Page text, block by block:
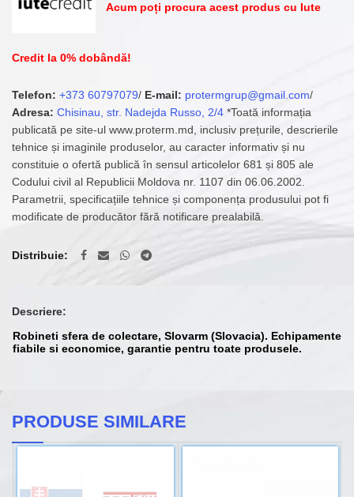
Acum poți procura acest produs cu Iute
Credit la 0% dobândă!
Telefon: +373 60797079/ E-mail: protermgrup@gmail.com/
Adresa: Chisinau, str. Nadejda Russo, 2/4 *Toată informația
publicată pe site-ul www.proterm.md, inclusiv prețurile, descrierile
tehnice și imaginile produselor, au caracter informativ și nu
constituie o ofertă publică în sensul articolelor 681 și 805 ale
Codului civil al Republicii Moldova nr. 1107 din 06.06.2002.
Parametrii, specificațiile tehnice și componența produsului pot fi
modificate de producător fără notificare prealabilă.
Distribuie
Descriere:
Robineti sfera de colectare, Slovarm (Slovacia). Echipamente
fiabile si economice, garantie pentru toate produsele.
PRODUSE SIMILARE